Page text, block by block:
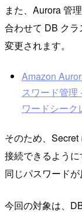
また、Aurora 管
合わせて DB ク
変更されます。
Amazon
スワード管理
ワードシーク
そのため、
接続できるよう
同じパスワードが
今回の対象は、